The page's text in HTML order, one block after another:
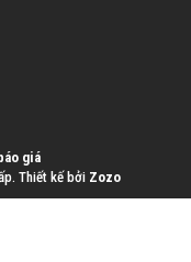
giá
Thiết kế bởi Zozo